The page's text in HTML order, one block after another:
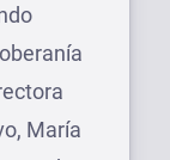
María